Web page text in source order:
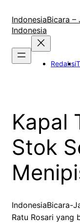
konten
IndonesiaBicara
Indonesia
Redaksi
Kapal
Stok
IndonesiaBicara-
Ratu Rosari yang